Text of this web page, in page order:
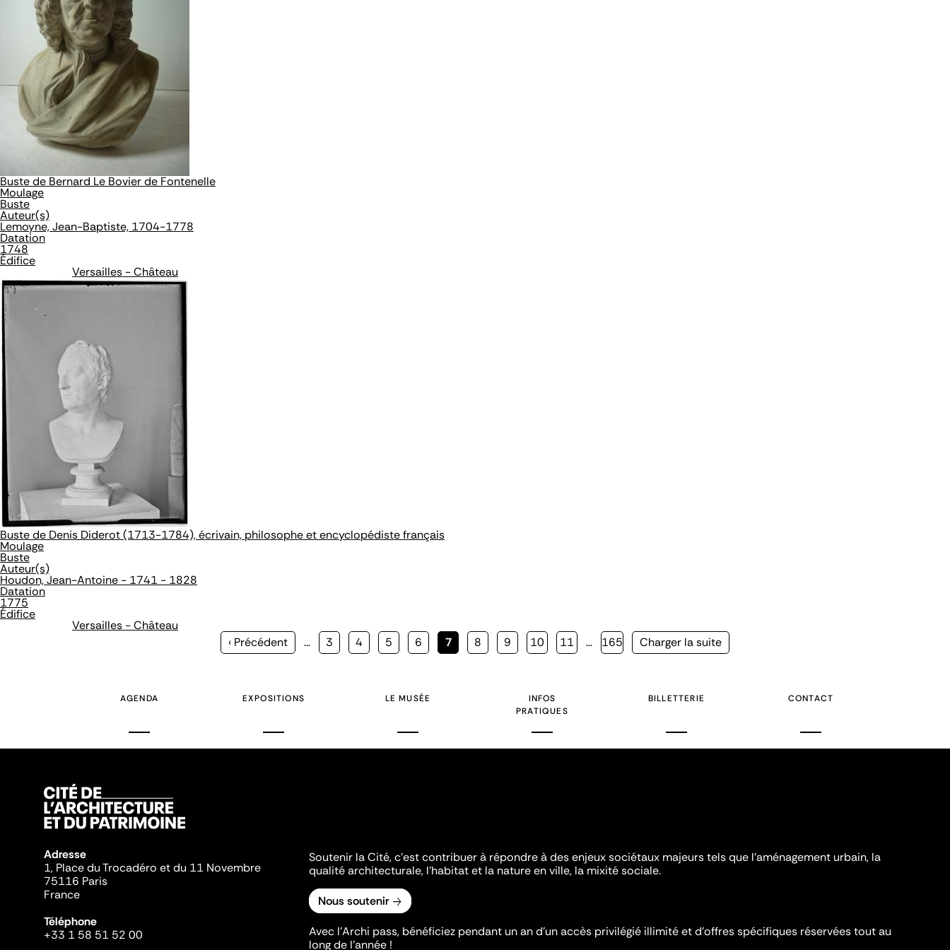
Buste de Bernard Le Bovier de Fontenelle
Moulage
Buste
Auteur(s)
Lemoyne, Jean-Baptiste, 1704-1778
Datation
1748
Édifice
Versailles - Château
Buste de Denis Diderot (1713-1784), écrivain, philosophe et encyclopédiste français
Moulage
Buste
Auteur(s)
Houdon, Jean-Antoine - 1741 - 1828
Datation
1775
Édifice
Versailles - Château
Page
‹ Précédent … Page
3 Page
4 Page
5 Page
6
Page
7 Page
8 Page
9 Page
10 Page
11 … Page
165
Page
Charger la suite
AGENDA EXPOSITIONS LE MUSÉE
INFOS
PRATIQUES
BILLETTERIE CONTACT
Adresse
1, Place du Trocadéro et du 11 Novembre
75116 Paris
France
Téléphone
+33 1 58 51 52 00
Soutenir la Cité, c'est contribuer à répondre à des enjeux sociétaux majeurs tels que l'aménagement urbain, la
qualité architecturale, l'habitat et la nature en ville, la mixité sociale.
Nous soutenir
Avec l’Archi pass, bénéficiez pendant un an d’un accès privilégié illimité et d’offres spécifiques réservées tout au
long de l’année !